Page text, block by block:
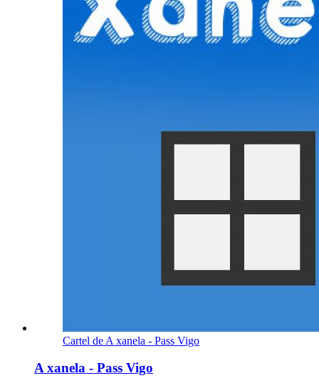
Cartel de A xanela - Pass Vigo
A xanela - Pass Vigo